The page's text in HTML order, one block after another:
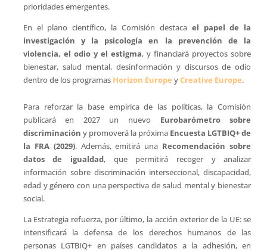
prioridades emergentes.
En el plano científico, la Comisión destaca el papel de la
investigación y la psicología en la prevención de la
violencia, el odio y el estigma, y financiará proyectos sobre
bienestar, salud mental, desinformación y discursos de odio
dentro de los programas Horizon Europe yCreative Europe.
Para reforzar la base empírica de las políticas, la Comisión
publicará en 2027 un nuevo Eurobarómetro sobre
discriminación y promoverá la próxima Encuesta LGTBIQ+ de
la FRA (2029). Además, emitirá una Recomendación sobre
datos de igualdad, que permitirá recoger y analizar
información sobre discriminación interseccional, discapacidad,
edad y género con una perspectiva de salud mental y bienestar
social.
La Estrategia refuerza, por último, la acción exterior de la UE: se
intensificará la defensa de los derechos humanos de las
personas LGTBIQ+ en países candidatos a la adhesión, en